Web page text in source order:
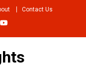
Contact Us